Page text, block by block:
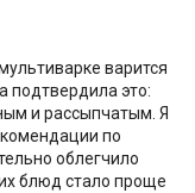
варится
подтвердила это:
и рассыпчатым. Я
по
облегчило
блюд стало проще